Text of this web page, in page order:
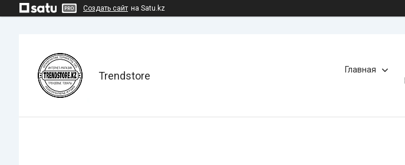
Создать сайт на Satu.kz
Trendstore Главная